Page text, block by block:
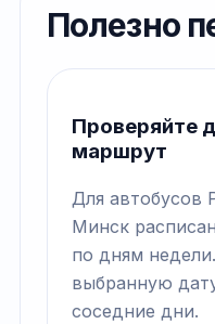
Полезно
Проверяйте
маршрут
Для
Минск
по дням
выбранную
соседние дни.